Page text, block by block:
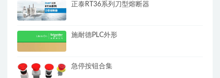
正泰RT36系列刀型熔断器
施耐德PLC外形
急停按钮合集